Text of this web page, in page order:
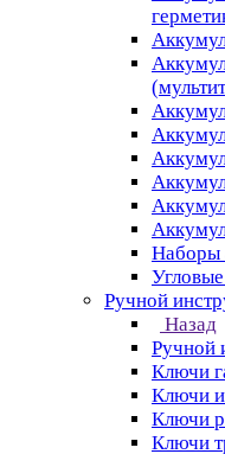
Наборы
Ручной
Назад
Ручной
Ключи
Ключи
Ключи
Ключи